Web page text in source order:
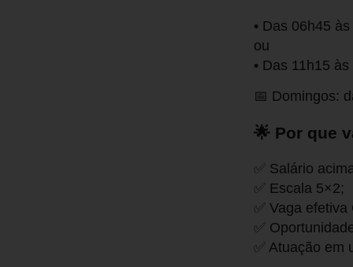
• Das 06h45
ou
• Das 11h15
📅 Domingos:
🌟 Por que
✅ Salário
✅ Escala 5×2;
✅ Vaga efetiva
✅
✅ Atuação em